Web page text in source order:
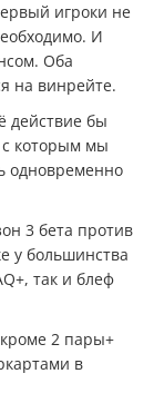
игроки не
И
Оба
на винрейте.
действие бы
с которым мы
одновременно
3 бета против
у большинства
так и блеф
2 пары+
в